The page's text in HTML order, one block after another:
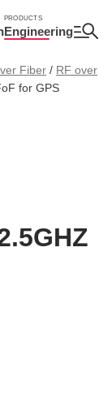
PRODUCTS
Engineering
Fiber / RF over
for GPS